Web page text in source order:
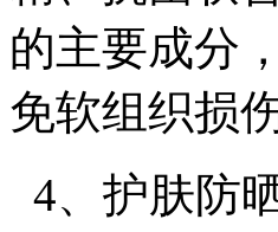
的主要成分
免软组织损
4、护肤防